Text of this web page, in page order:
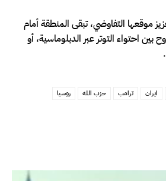
موقعها التفاوضي، تبقى المنطقة أمام
بين احتواء التوتر عبر الدبلوماسية، أو
ايران ترامب حزب الله روسيا